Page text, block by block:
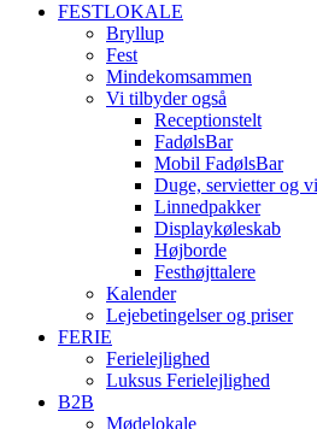
FESTLOKALE
Bryllup
Fest
Mindekomsammen
Vi tilbyder også
Receptionstelt
FadølsBar
Mobil FadølsBar
Duge, servietter og
Linnedpakker
Displaykøleskab
Højborde
Festhøjttalere
Kalender
Lejebetingelser og priser
FERIE
Ferielejlighed
Luksus Ferielejlighed
B2B
Mødelokale